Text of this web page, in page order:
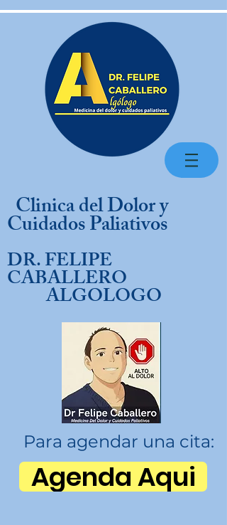
Clinica del Dolor y
Cuidados Paliativos
DR. FELIPE
CABALLERO
ALGOLOGO
Para agendar una cita:
Agenda Aqui